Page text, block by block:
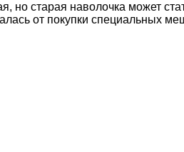
но старая наволочка может
от покупки специальных